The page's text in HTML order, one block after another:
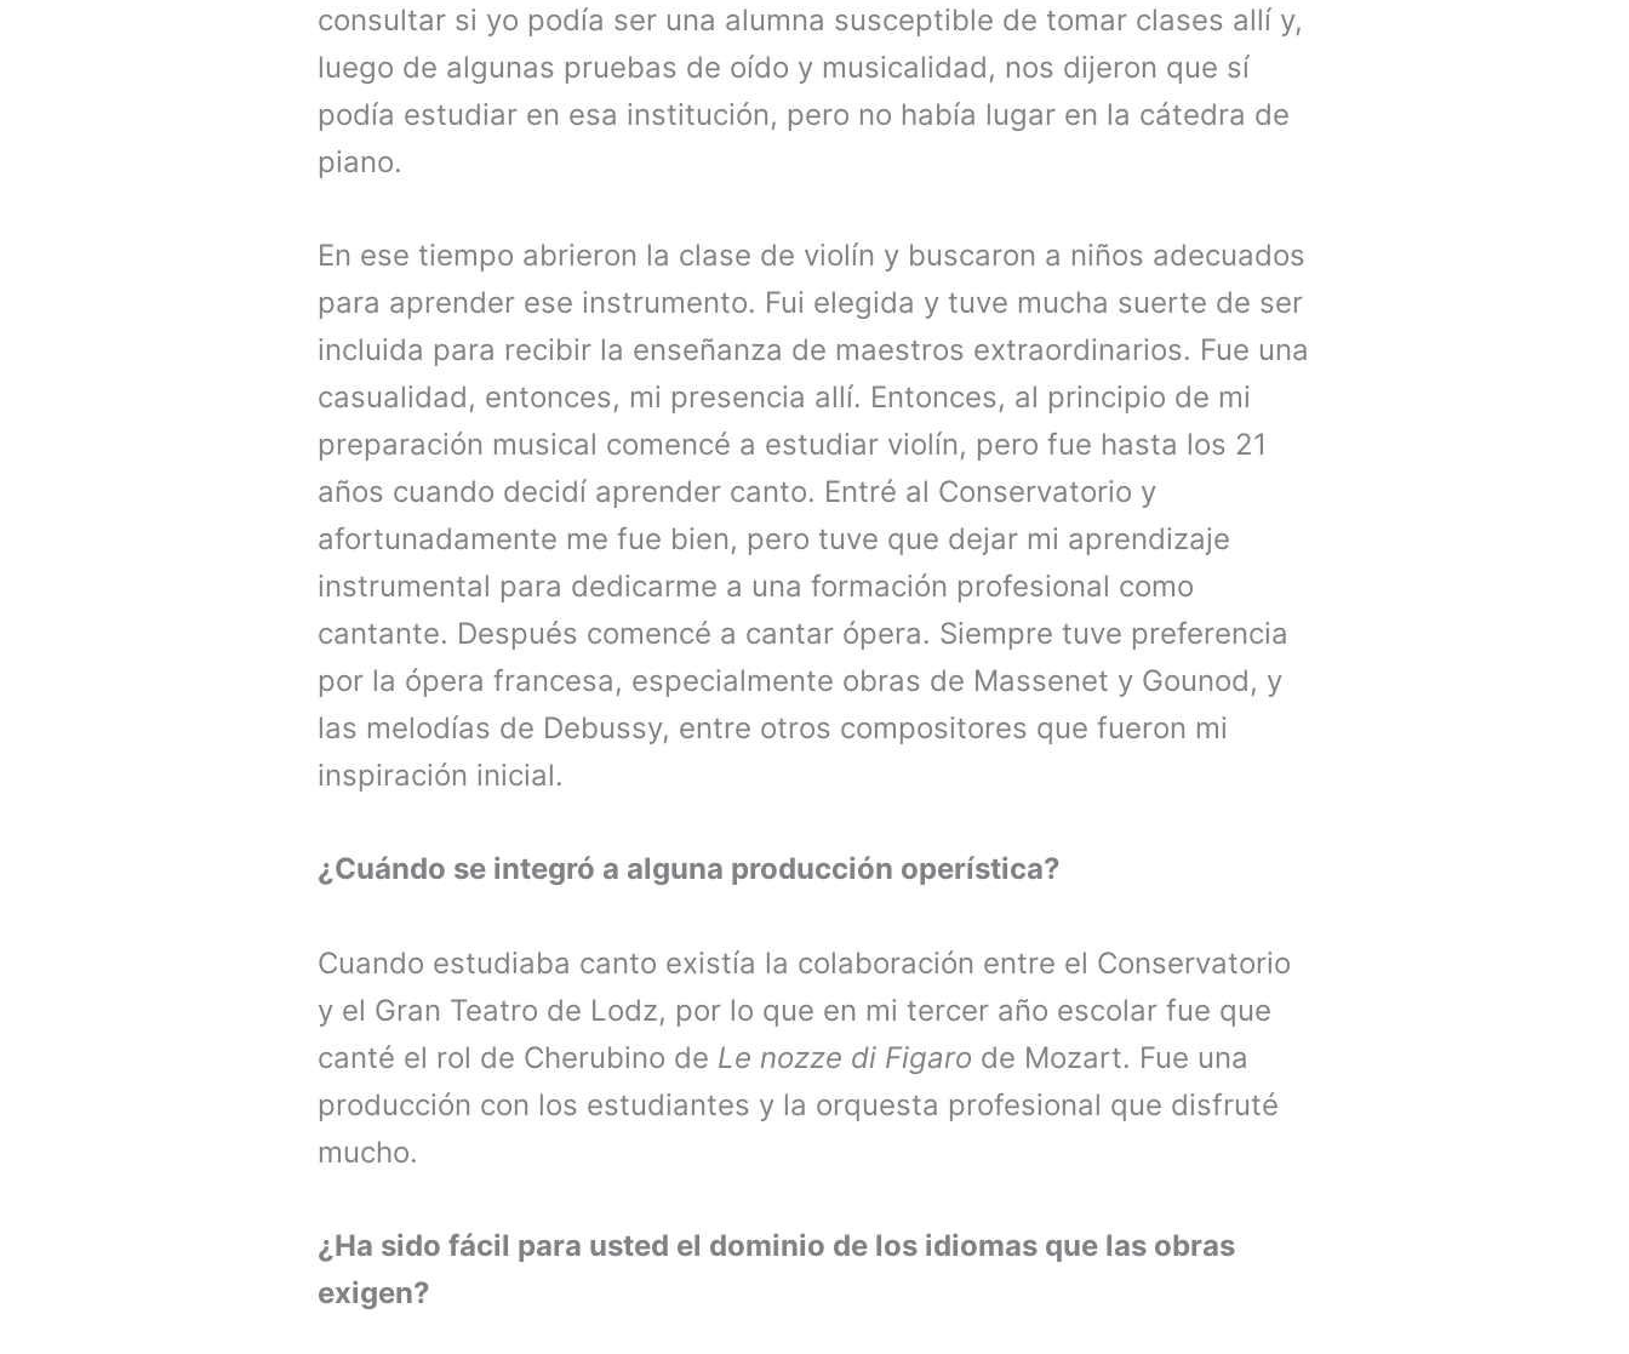
consultar si yo podía ser una alumna susceptible de tomar clases allí y,
luego de algunas pruebas de oído y musicalidad, nos dijeron que sí
podía estudiar en esa institución, pero no había lugar en la cátedra de
piano.
En ese tiempo abrieron la clase de violín y buscaron a niños adecuados
para aprender ese instrumento. Fui elegida y tuve mucha suerte de ser
incluida para recibir la enseñanza de maestros extraordinarios. Fue una
casualidad, entonces, mi presencia allí. Entonces, al principio de mi
preparación musical comencé a estudiar violín, pero fue hasta los 21
años cuando decidí aprender canto. Entré al Conservatorio y
afortunadamente me fue bien, pero tuve que dejar mi aprendizaje
instrumental para dedicarme a una formación profesional como
cantante. Después comencé a cantar ópera. Siempre tuve preferencia
por la ópera francesa, especialmente obras de Massenet y Gounod, y
las melodías de Debussy, entre otros compositores que fueron mi
inspiración inicial.
¿Cuándo se integró a alguna producción operística?
Cuando estudiaba canto existía la colaboración entre el Conservatorio
y el Gran Teatro de Lodz, por lo que en mi tercer año escolar fue que
canté el rol de Cherubino de Le nozze di Figaro de Mozart. Fue una
producción con los estudiantes y la orquesta profesional que disfruté
mucho.
¿Ha sido fácil para usted el dominio de los idiomas que las obras
exigen?